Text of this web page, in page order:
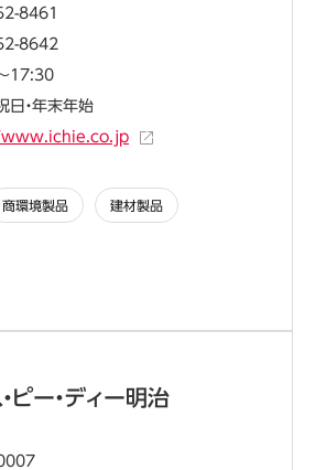
8461
8642
17:30
日・年末年始
商環境製品 建材製品
ピー・ディー明治